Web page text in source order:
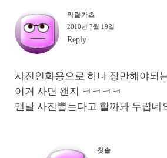
악랄가츠
2010년 7월 19일
Reply
사진인화용으로 하나 장만해야되
이거 사면 왠지 ㅋㅋㅋㅋ
맨날 사진뽑는다고 할까봐 두렵네
칫솔